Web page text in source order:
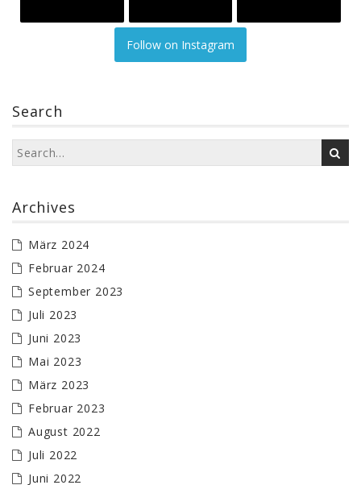
Follow on Instagram
Search
Archives
März 2024
Februar 2024
September 2023
Juli 2023
Juni 2023
Mai 2023
März 2023
Februar 2023
August 2022
Juli 2022
Juni 2022